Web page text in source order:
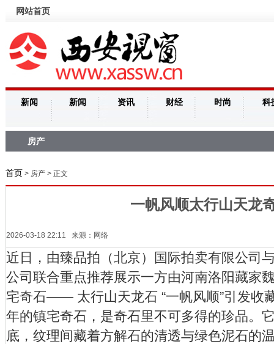
网站首页
新闻 新闻 资讯 财经 时尚 科
房产
首页 > 房产 > 正文
一帆风顺太行山天龙
2026-03-18 22:11 来源：网络
近日，由臻品拍（北京）国际拍卖有限公司
公司联合重点推荐展示一方由河南洛阳藏家
宅奇石—— 太行山天龙石 “一帆风顺”引发收
年的镇宅奇石，是奇石里不可多得的珍品。
底，纹理间藏着方解石的清透与绿色泥石的